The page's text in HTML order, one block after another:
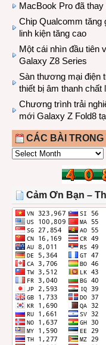
MacBook Pro đã
Chip Qualcomm tăng
linh kiện tăng cao
Một cái nhìn đầu tiên
Galaxy Z8 Series
Sàn thương mại điện
thiết bị âm thanh
Chương trình trải
mới Galaxy Z Fold8
CÁC BÀI TRONG
CÁC
THÁNG
Cảm Ơn Bạn –